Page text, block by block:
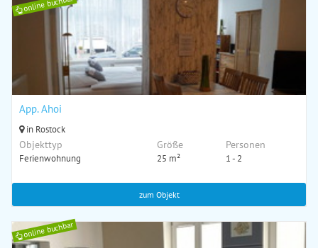
App. Ahoi
in Rostock
Objekttyp
Ferienwohnung
Größe
25 m²
Personen
1 - 2
zum Objekt
online buchbar